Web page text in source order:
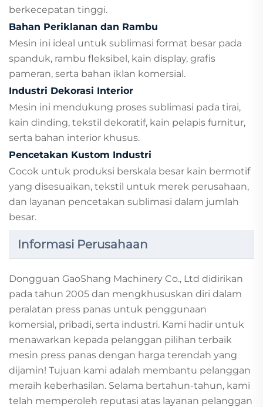
berkecepatan tinggi.
Bahan Periklanan dan Rambu
Mesin ini ideal untuk sublimasi format besar pada
spanduk, rambu fleksibel, kain display, grafis
pameran, serta bahan iklan komersial.
Industri Dekorasi Interior
Mesin ini mendukung proses sublimasi pada tirai,
kain dinding, tekstil dekoratif, kain pelapis furnitur,
serta bahan interior khusus.
Pencetakan Kustom Industri
Cocok untuk produksi berskala besar kain bermotif
yang disesuaikan, tekstil untuk merek perusahaan,
dan layanan pencetakan sublimasi dalam jumlah
besar.
Informasi Perusahaan
Dongguan GaoShang Machinery Co., Ltd didirikan
pada tahun 2005 dan mengkhususkan diri dalam
peralatan press panas untuk penggunaan
komersial, pribadi, serta industri. Kami hadir untuk
menawarkan kepada pelanggan pilihan terbaik
mesin press panas dengan harga terendah yang
dijamin! Tujuan kami adalah membantu pelanggan
meraih keberhasilan. Selama bertahun-tahun, kami
telah memperoleh reputasi atas layanan pelanggan